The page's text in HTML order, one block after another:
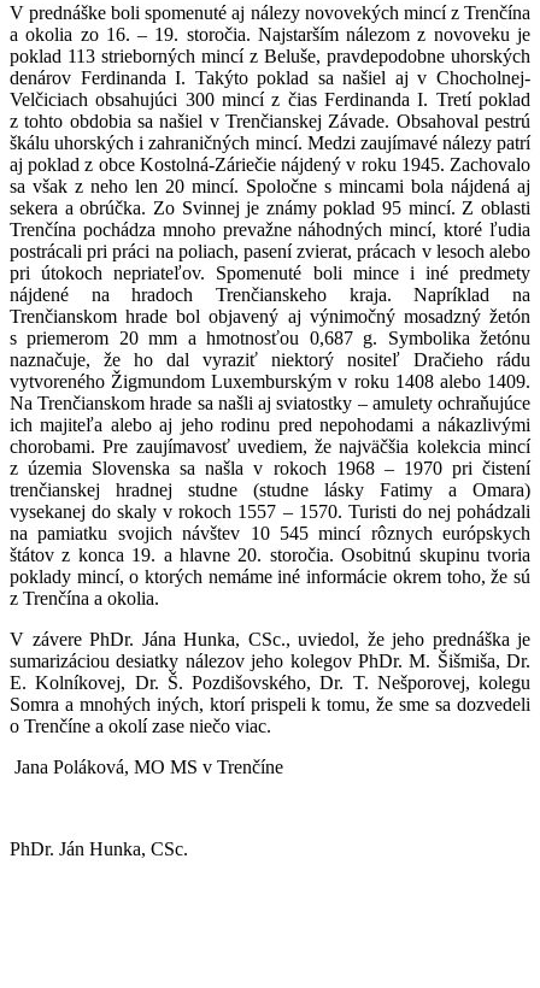
V prednáške boli spomenuté aj nálezy novovekých mincí z Trenčína
a okolia zo 16. ‒ 19. storočia. Najstarším nálezom z novoveku je
poklad 113 strieborných mincí z Beluše, pravdepodobne uhorských
denárov Ferdinanda I. Takýto poklad sa našiel aj v Chocholnej-
Velčiciach obsahujúci 300 mincí z čias Ferdinanda I. Tretí poklad
z tohto obdobia sa našiel v Trenčianskej Závade. Obsahoval pestrú
škálu uhorských i zahraničných mincí. Medzi zaujímavé nálezy patrí
aj poklad z obce Kostolná-Záriečie nájdený v roku 1945. Zachovalo
sa však z neho len 20 mincí. Spoločne s mincami bola nájdená aj
sekera a obrúčka. Zo Svinnej je známy poklad 95 mincí. Z oblasti
Trenčína pochádza mnoho prevažne náhodných mincí, ktoré ľudia
postrácali pri práci na poliach, pasení zvierat, prácach v lesoch alebo
pri útokoch nepriateľov. Spomenuté boli mince i iné predmety
nájdené na hradoch Trenčianskeho kraja. Napríklad na
Trenčianskom hrade bol objavený aj výnimočný mosadzný žetón
s priemerom 20 mm a hmotnosťou 0,687 g. Symbolika žetónu
naznačuje, že ho dal vyraziť niektorý nositeľ Dračieho rádu
vytvoreného Žigmundom Luxemburským v roku 1408 alebo 1409.
Na Trenčianskom hrade sa našli aj sviatostky – amulety ochraňujúce
ich majiteľa alebo aj jeho rodinu pred nepohodami a nákazlivými
chorobami. Pre zaujímavosť uvediem, že najväčšia kolekcia mincí
z územia Slovenska sa našla v rokoch 1968 ‒ 1970 pri čistení
trenčianskej hradnej studne (studne lásky Fatimy a Omara)
vysekanej do skaly v rokoch 1557 ‒ 1570. Turisti do nej pohádzali
na pamiatku svojich návštev 10 545 mincí rôznych európskych
štátov z konca 19. a hlavne 20. storočia. Osobitnú skupinu tvoria
poklady mincí, o ktorých nemáme iné informácie okrem toho, že sú
z Trenčína a okolia.
V závere PhDr. Jána Hunka, CSc., uviedol, že jeho prednáška je
sumarizáciou desiatky nálezov jeho kolegov PhDr. M. Šišmiša, Dr.
E. Kolníkovej, Dr. Š. Pozdišovského, Dr. T. Nešporovej, kolegu
Somra a mnohých iných, ktorí prispeli k tomu, že sme sa dozvedeli
o Trenčíne a okolí zase niečo viac.
Jana Poláková, MO MS v Trenčíne
PhDr. Ján Hunka, CSc.